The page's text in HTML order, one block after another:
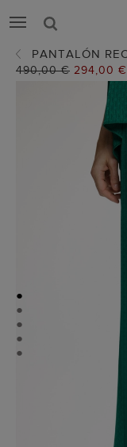
PANTALÓN
Precio
490,00 € Precio
actual:
294,00 €
●
●
●
●
●